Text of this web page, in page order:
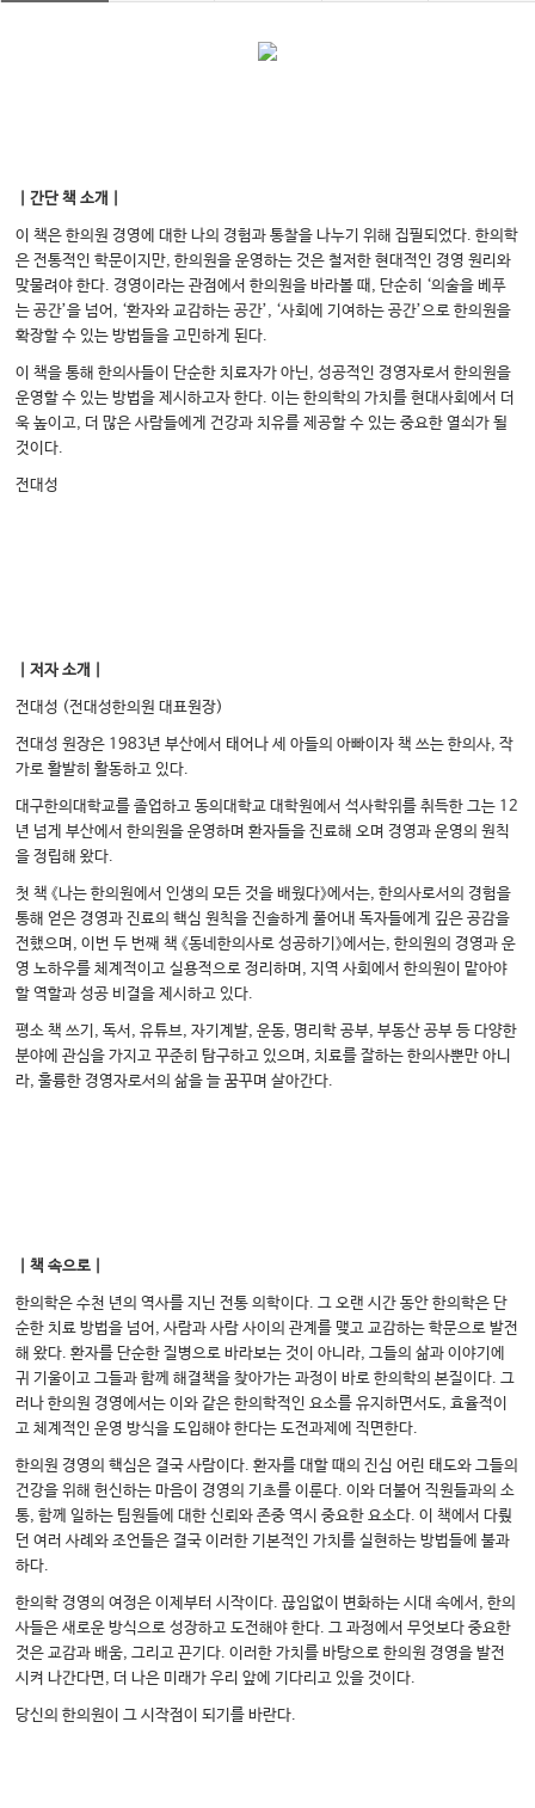
｜간단 책 소개｜
이 책은 한의원 경영에 대한 나의 경험과 통찰을 나누기 위해 집필되었다. 한의학
은 전통적인 학문이지만, 한의원을 운영하는 것은 철저한 현대적인 경영 원리와
맞물려야 한다. 경영이라는 관점에서 한의원을 바라볼 때, 단순히 ‘의술을 베푸
는 공간’을 넘어, ‘환자와 교감하는 공간’, ‘사회에 기여하는 공간’으로 한의원을
확장할 수 있는 방법들을 고민하게 된다.
이 책을 통해 한의사들이 단순한 치료자가 아닌, 성공적인 경영자로서 한의원을
운영할 수 있는 방법을 제시하고자 한다. 이는 한의학의 가치를 현대사회에서 더
욱 높이고, 더 많은 사람들에게 건강과 치유를 제공할 수 있는 중요한 열쇠가 될
것이다.
전대성
｜저자 소개｜
전대성 (전대성한의원 대표원장)
전대성 원장은 1983년 부산에서 태어나 세 아들의 아빠이자 책 쓰는 한의사, 작
가로 활발히 활동하고 있다.
대구한의대학교를 졸업하고 동의대학교 대학원에서 석사학위를 취득한 그는 12
년 넘게 부산에서 한의원을 운영하며 환자들을 진료해 오며 경영과 운영의 원칙
을 정립해 왔다.
첫 책 《나는 한의원에서 인생의 모든 것을 배웠다》에서는, 한의사로서의 경험을
통해 얻은 경영과 진료의 핵심 원칙을 진솔하게 풀어내 독자들에게 깊은 공감을
전했으며, 이번 두 번째 책 《동네한의사로 성공하기》에서는, 한의원의 경영과 운
영 노하우를 체계적이고 실용적으로 정리하며, 지역 사회에서 한의원이 맡아야
할 역할과 성공 비결을 제시하고 있다.
평소 책 쓰기, 독서, 유튜브, 자기계발, 운동, 명리학 공부, 부동산 공부 등 다양한
분야에 관심을 가지고 꾸준히 탐구하고 있으며, 치료를 잘하는 한의사뿐만 아니
라, 훌륭한 경영자로서의 삶을 늘 꿈꾸며 살아간다.
｜책 속으로｜
한의학은 수천 년의 역사를 지닌 전통 의학이다. 그 오랜 시간 동안 한의학은 단
순한 치료 방법을 넘어, 사람과 사람 사이의 관계를 맺고 교감하는 학문으로 발전
해 왔다. 환자를 단순한 질병으로 바라보는 것이 아니라, 그들의 삶과 이야기에
귀 기울이고 그들과 함께 해결책을 찾아가는 과정이 바로 한의학의 본질이다. 그
러나 한의원 경영에서는 이와 같은 한의학적인 요소를 유지하면서도, 효율적이
고 체계적인 운영 방식을 도입해야 한다는 도전과제에 직면한다.
한의원 경영의 핵심은 결국 사람이다. 환자를 대할 때의 진심 어린 태도와 그들의
건강을 위해 헌신하는 마음이 경영의 기초를 이룬다. 이와 더불어 직원들과의 소
통, 함께 일하는 팀원들에 대한 신뢰와 존중 역시 중요한 요소다. 이 책에서 다뤘
던 여러 사례와 조언들은 결국 이러한 기본적인 가치를 실현하는 방법들에 불과
하다.
한의학 경영의 여정은 이제부터 시작이다. 끊임없이 변화하는 시대 속에서, 한의
사들은 새로운 방식으로 성장하고 도전해야 한다. 그 과정에서 무엇보다 중요한
것은 교감과 배움, 그리고 끈기다. 이러한 가치를 바탕으로 한의원 경영을 발전
시켜 나간다면, 더 나은 미래가 우리 앞에 기다리고 있을 것이다.
당신의 한의원이 그 시작점이 되기를 바란다.